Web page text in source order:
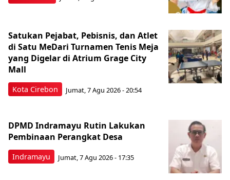
Kota Cirebon
Satukan Pejabat, Pebisnis, dan Atlet
di Satu MeDari Turnamen Tenis Meja
yang Digelar di Atrium Grage City
Mall
Jumat, 7 Agu 2026 - 20:54
Indramayu
DPMD Indramayu Rutin Lakukan
Pembinaan Perangkat Desa
Jumat, 7 Agu 2026 - 17:35